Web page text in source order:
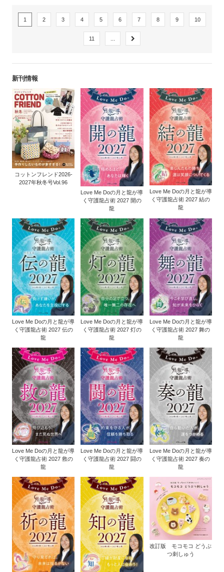
1 2 3 4 5 6 7 8 9 10
11
新刊情報
コットンフレンド2026-
2027年秋冬号Vol.96
Love Me Doの月と龍が導
く守護龍占術 2027 開の
龍
Love Me Doの月と龍が導
く守護龍占術 2027 結の
龍
Love Me Doの月と龍が導
く守護龍占術 2027 伝の
龍
Love Me Doの月と龍が導
く守護龍占術 2027 灯の
龍
Love Me Doの月と龍が導
く守護龍占術 2027 舞の
龍
Love Me Doの月と龍が導
く守護龍占術 2027 救の
龍
Love Me Doの月と龍が導
く守護龍占術 2027 闘の
龍
Love Me Doの月と龍が導
く守護龍占術 2027 奏の
龍
改訂版 モコモコ どうぶ
つ刺しゅう